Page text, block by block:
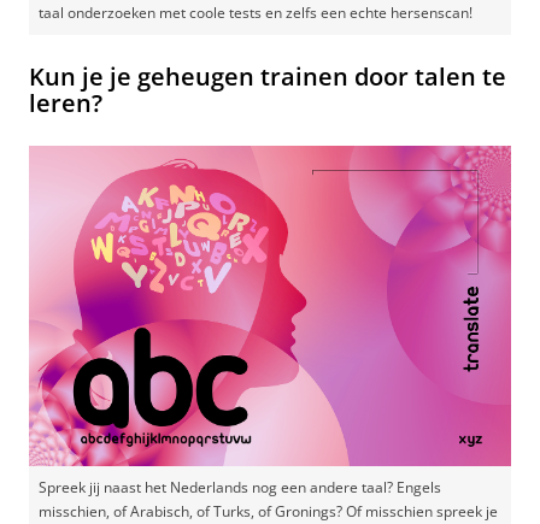
taal onderzoeken met coole tests en zelfs een echte hersenscan!
Kun je je geheugen trainen door talen te
leren?
Spreek jij naast het Nederlands nog een andere taal? Engels
misschien, of Arabisch, of Turks, of Gronings? Of misschien spreek je